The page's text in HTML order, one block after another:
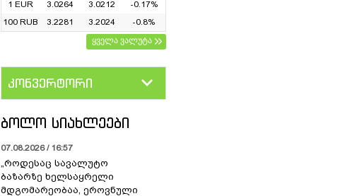
1 EUR
3.0264 3.0212
-0.17%
100 RUB
3.2281 3.2024
-0.8%
ყველა ვალუტა
კონვერტორი
ᲑᲝᲚᲝ ᲡᲘᲐᲮᲚᲔᲔᲑᲘ
07.08.2026 / 16:57
„როდესაც სავალუტო
ბაზარზე ხელსაყრელი
მდგომარეობაა, ეროვნული